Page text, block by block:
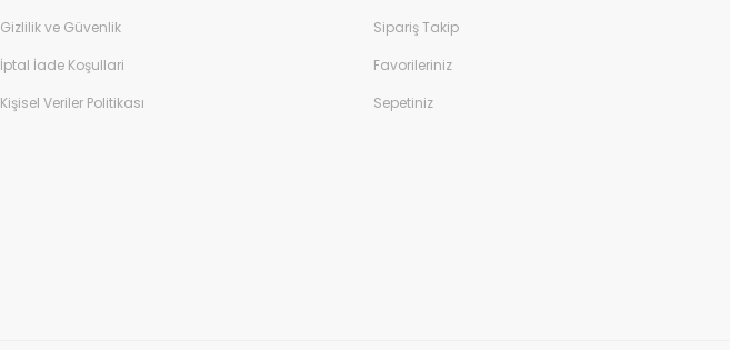
Gizlilik ve Güvenlik
İptal İade Koşullari
Kişisel Veriler Politikası
Sipariş Takip
Favorileriniz
Sepetiniz